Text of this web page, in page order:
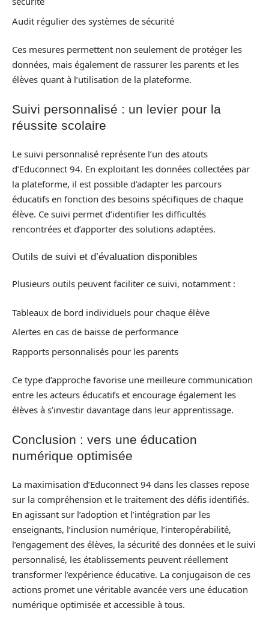
Audit régulier des systèmes de sécurité
Ces mesures permettent non seulement de protéger les
données, mais également de rassurer les parents et les
élèves quant à l’utilisation de la plateforme.
Suivi personnalisé : un levier pour la
réussite scolaire
Le suivi personnalisé représente l’un des atouts
d’Educonnect 94. En exploitant les données collectées par
la plateforme, il est possible d’adapter les parcours
éducatifs en fonction des besoins spécifiques de chaque
élève. Ce suivi permet d’identifier les difficultés
rencontrées et d’apporter des solutions adaptées.
Outils de suivi et d’évaluation disponibles
Plusieurs outils peuvent faciliter ce suivi, notamment :
Tableaux de bord individuels pour chaque élève
Alertes en cas de baisse de performance
Rapports personnalisés pour les parents
Ce type d’approche favorise une meilleure communication
entre les acteurs éducatifs et encourage également les
élèves à s’investir davantage dans leur apprentissage.
Conclusion : vers une éducation
numérique optimisée
La maximisation d’Educonnect 94 dans les classes repose
sur la compréhension et le traitement des défis identifiés.
En agissant sur l’adoption et l’intégration par les
enseignants, l’inclusion numérique, l’interopérabilité,
l’engagement des élèves, la sécurité des données et le suivi
personnalisé, les établissements peuvent réellement
transformer l’expérience éducative. La conjugaison de ces
actions promet une véritable avancée vers une éducation
numérique optimisée et accessible à tous.